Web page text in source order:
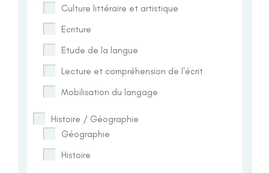
Culture littéraire et artistique
Ecriture
Etude de la langue
Lecture et compréhension de l'écrit
Mobilisation du langage
Histoire / Géographie
Géographie
Histoire